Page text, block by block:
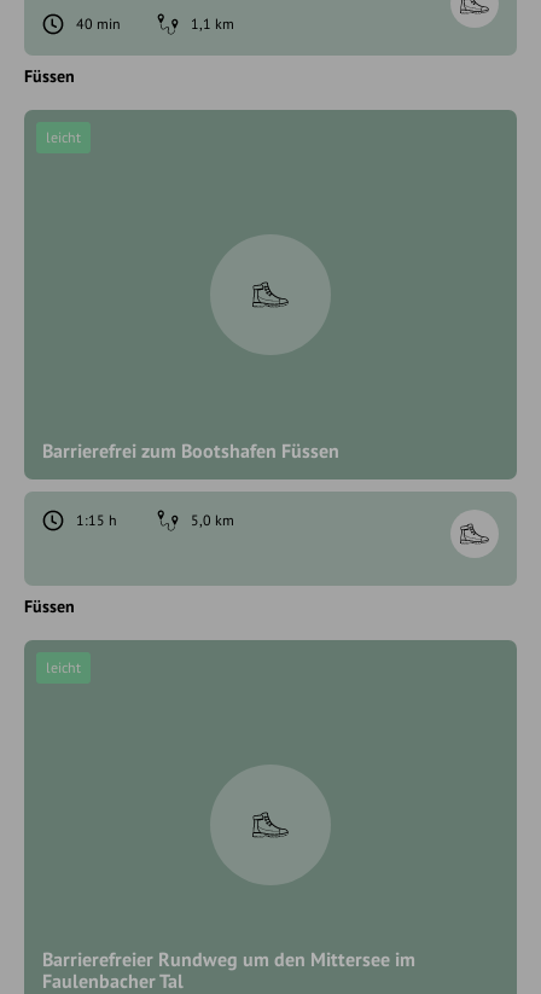
40 min
1,1 km
Füssen
Barrierefrei zum Bootshafen Füssen
leicht
1:15 h 5,0 km
Füssen
Barrierefreier Rundweg um den Mittersee im
Faulenbacher Tal
leicht